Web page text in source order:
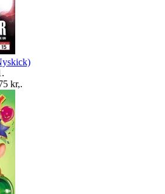
.
kr,.